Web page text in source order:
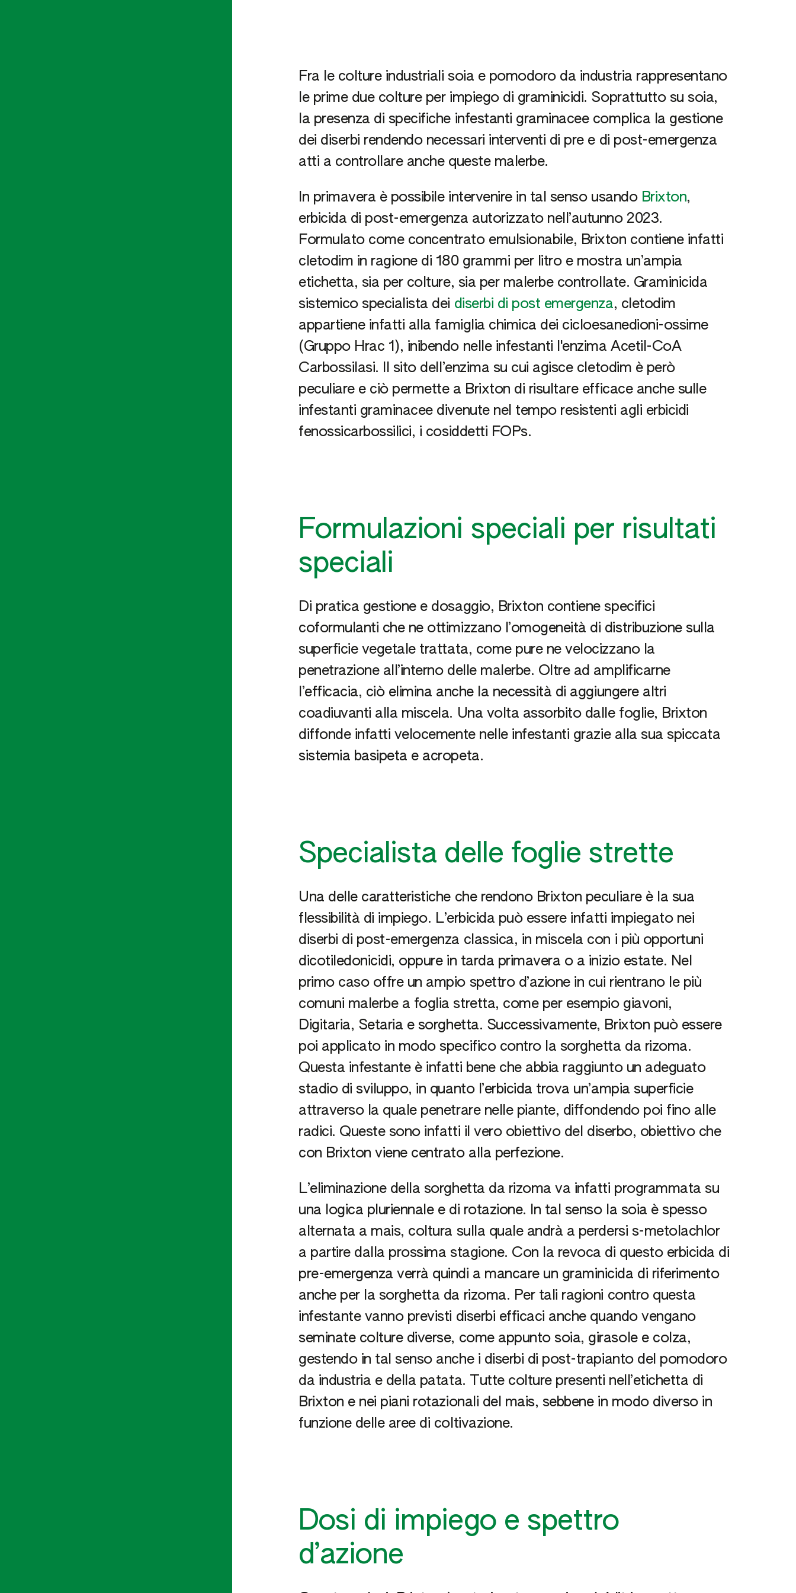
Fra le colture industriali soia e pomodoro da industria rappresentano
le prime due colture per impiego di graminicidi. Soprattutto su soia,
la presenza di specifiche infestanti graminacee complica la gestione
dei diserbi rendendo necessari interventi di pre e di post-emergenza
atti a controllare anche queste malerbe.
In primavera è possibile intervenire in tal senso usando Brixton,
erbicida di post-emergenza autorizzato nell’autunno 2023.
Formulato come concentrato emulsionabile, Brixton contiene infatti
cletodim in ragione di 180 grammi per litro e mostra un’ampia
etichetta, sia per colture, sia per malerbe controllate. Graminicida
sistemico specialista dei diserbi di post emergenza, cletodim
appartiene infatti alla famiglia chimica dei cicloesanedioni-ossime
(Gruppo Hrac 1), inibendo nelle infestanti l'enzima Acetil-CoA
Carbossilasi. Il sito dell’enzima su cui agisce cletodim è però
peculiare e ciò permette a Brixton di risultare efficace anche sulle
infestanti graminacee divenute nel tempo resistenti agli erbicidi
fenossicarbossilici, i cosiddetti FOPs.
Formulazioni speciali per risultati
speciali
Di pratica gestione e dosaggio, Brixton contiene specifici
coformulanti che ne ottimizzano l’omogeneità di distribuzione sulla
superficie vegetale trattata, come pure ne velocizzano la
penetrazione all’interno delle malerbe. Oltre ad amplificarne
l’efficacia, ciò elimina anche la necessità di aggiungere altri
coadiuvanti alla miscela. Una volta assorbito dalle foglie, Brixton
diffonde infatti velocemente nelle infestanti grazie alla sua spiccata
sistemia basipeta e acropeta.
Specialista delle foglie strette
Una delle caratteristiche che rendono Brixton peculiare è la sua
flessibilità di impiego. L’erbicida può essere infatti impiegato nei
diserbi di post-emergenza classica, in miscela con i più opportuni
dicotiledonicidi, oppure in tarda primavera o a inizio estate. Nel
primo caso offre un ampio spettro d’azione in cui rientrano le più
comuni malerbe a foglia stretta, come per esempio giavoni,
Digitaria, Setaria e sorghetta. Successivamente, Brixton può essere
poi applicato in modo specifico contro la sorghetta da rizoma.
Questa infestante è infatti bene che abbia raggiunto un adeguato
stadio di sviluppo, in quanto l’erbicida trova un’ampia superficie
attraverso la quale penetrare nelle piante, diffondendo poi fino alle
radici. Queste sono infatti il vero obiettivo del diserbo, obiettivo che
con Brixton viene centrato alla perfezione.
L’eliminazione della sorghetta da rizoma va infatti programmata su
una logica pluriennale e di rotazione. In tal senso la soia è spesso
alternata a mais, coltura sulla quale andrà a perdersi s-metolachlor
a partire dalla prossima stagione. Con la revoca di questo erbicida di
pre-emergenza verrà quindi a mancare un graminicida di riferimento
anche per la sorghetta da rizoma. Per tali ragioni contro questa
infestante vanno previsti diserbi efficaci anche quando vengano
seminate colture diverse, come appunto soia, girasole e colza,
gestendo in tal senso anche i diserbi di post-trapianto del pomodoro
da industria e della patata. Tutte colture presenti nell’etichetta di
Brixton e nei piani rotazionali del mais, sebbene in modo diverso in
funzione delle aree di coltivazione.
Dosi di impiego e spettro
d’azione